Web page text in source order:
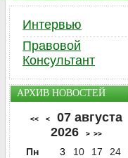
Интервью
Правовой
Консультант
АРХИВ НОВОСТЕЙ
<< <
07 августа
2026
> >>
Пн 3 10 17 24